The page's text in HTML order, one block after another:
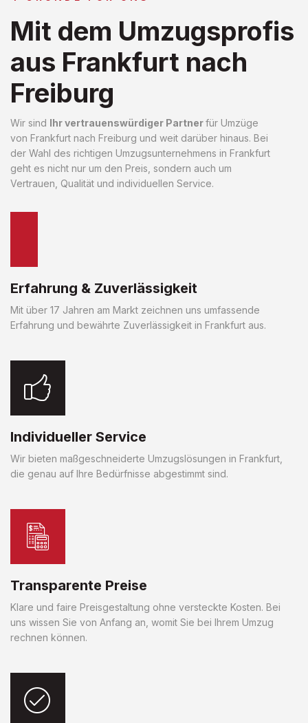
Mit dem Umzugsprofis
aus Frankfurt nach
Freiburg
Wir sind Ihr vertrauenswürdiger Partnerfür Umzüge
von Frankfurt nach Freiburg und weit darüber hinaus. Bei
der Wahl des richtigen Umzugsunternehmens in Frankfurt
geht es nicht nur um den Preis, sondern auch um
Vertrauen, Qualität und individuellen Service.
Erfahrung & Zuverlässigkeit
Mit über 17 Jahren am Markt zeichnen uns umfassende
Erfahrung und bewährte Zuverlässigkeit in Frankfurt aus.
Individueller Service
Wir bieten maßgeschneiderte Umzugslösungen in Frankfurt,
die genau auf Ihre Bedürfnisse abgestimmt sind.
Transparente Preise
Klare und faire Preisgestaltung ohne versteckte Kosten. Bei
uns wissen Sie von Anfang an, womit Sie bei Ihrem Umzug
rechnen können.